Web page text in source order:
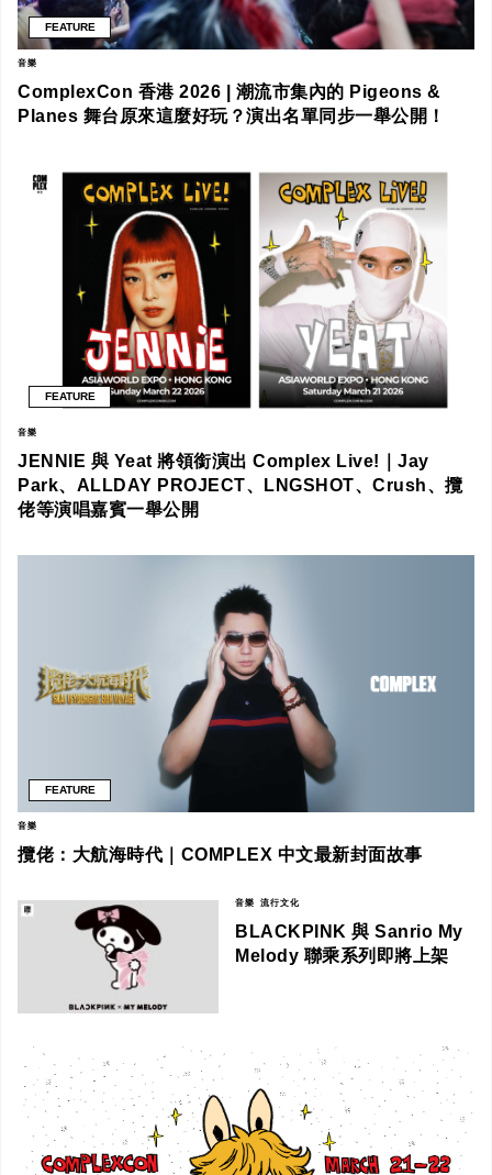
FEATURE
音樂
ComplexCon 香港 2026 | 潮流市集內的 Pigeons &
Planes 舞台原來這麼好玩？演出名單同步一舉公開！
FEATURE
音樂
JENNIE 與 Yeat 將領銜演出 Complex Live!｜Jay
Park、ALLDAY PROJECT、LNGSHOT、Crush、攬
佬等演唱嘉賓一舉公開
FEATURE
音樂
攬佬：大航海時代｜COMPLEX 中文最新封面故事
音樂 流行文化
BLACKPINK 與 Sanrio My
Melody 聯乘系列即將上架